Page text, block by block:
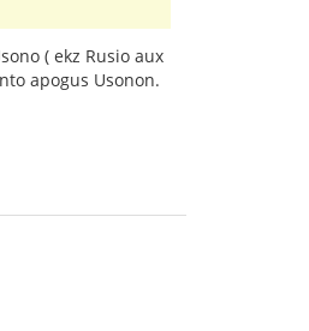
( ekz Rusio aux
apogus Usonon.